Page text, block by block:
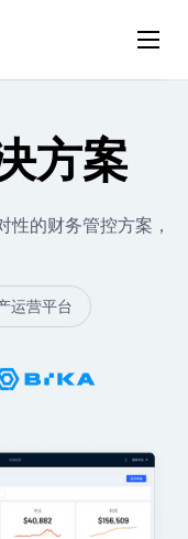
方案
的财务管控方案，
运营平台